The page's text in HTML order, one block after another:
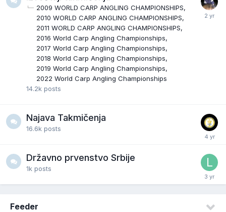
2009 WORLD CARP ANGLING CHAMPIONSHIPS
2010 WORLD CARP ANGLING CHAMPIONSHIPS
2011 WORLD CARP ANGLING CHAMPIONSHIPS
2016 World Carp Angling Championships
2017 World Carp Angling Championships
2018 World Carp Angling Championships
2019 World Carp Angling Championships
2022 World Carp Angling Championships
14.2k posts
Najava Takmičenja
16.6k posts
Državno prvenstvo Srbije
1k posts
Feeder